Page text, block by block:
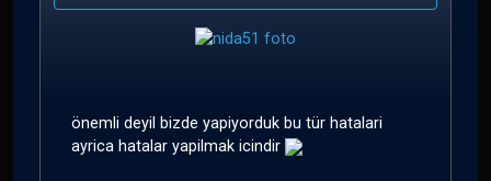
önemli deyil bizde yapiyorduk bu tür hatalari
ayrica hatalar yapilmak icindir